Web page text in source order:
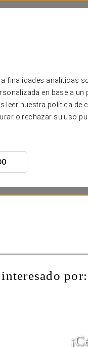
finalidades analíticas
en base a
nuestra política de
o rechazar su uso
por: